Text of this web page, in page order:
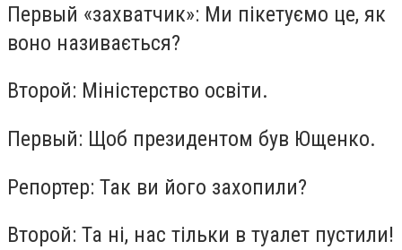
Первый «захватчик»: Ми пікетуємо це, як
воно називається?
Второй: Міністерство освіти.
Первый: Щоб президентом був Ющенко.
Репортер: Так ви його захопили?
Второй: Та ні, нас тільки в туалет пустили!